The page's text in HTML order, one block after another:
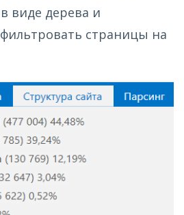
виде дерева и
страницы на